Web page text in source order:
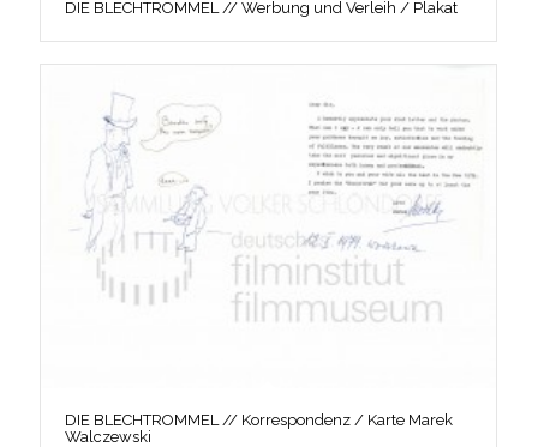
DIE BLECHTROMMEL // Werbung und Verleih / Plakat
DIE BLECHTROMMEL // Korrespondenz / Karte Marek
Walczewski